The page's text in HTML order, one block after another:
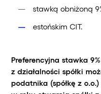
stawką obniżoną
estońskim CIT.
Preferencyjna stawka
z działalności spółki
podatnika (spółkę z